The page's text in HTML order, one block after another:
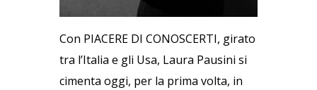
Con PIACERE DI CONOSCERTI, girato
tra l’Italia e gli Usa, Laura Pausini si
cimenta oggi, per la prima volta, in